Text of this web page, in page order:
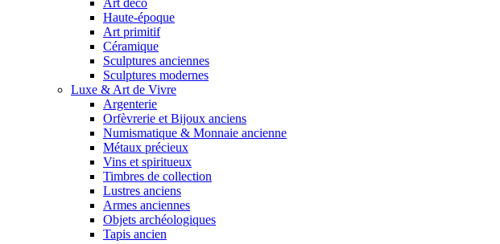
Art déco
Haute-époque
Art primitif
Céramique
Sculptures anciennes
Sculptures modernes
Luxe & Art de Vivre
Argenterie
Orfèvrerie et Bijoux anciens
Numismatique & Monnaie ancienne
Métaux précieux
Vins et spiritueux
Timbres de collection
Lustres anciens
Armes anciennes
Objets archéologiques
Tapis ancien